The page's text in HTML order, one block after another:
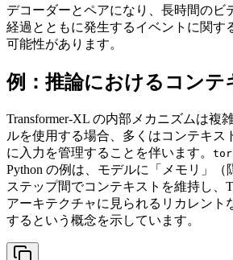
デコーダーとペアになり、長時間のビ
経過とともに発生するイベントに関す
可能性があります。
例：推論におけるコンテ
Transformer-XL の内部メカニズムは複
ルを使用する場合、多くはコンテキス
に入力を管理することを伴います。
Python の例は、モデルに「メモリ」（
ステップ間でコンテキストを維持し、
アーキテクチャに見られるリカレント
するという概念を示しています。